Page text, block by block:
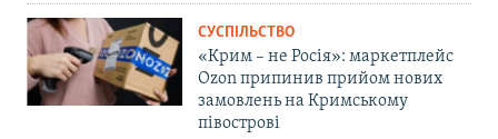
СУСПІЛЬСТВО
«Крим – не Росія»: маркетплейс
Ozon припинив прийом нових
замовлень на Кримському
півострові